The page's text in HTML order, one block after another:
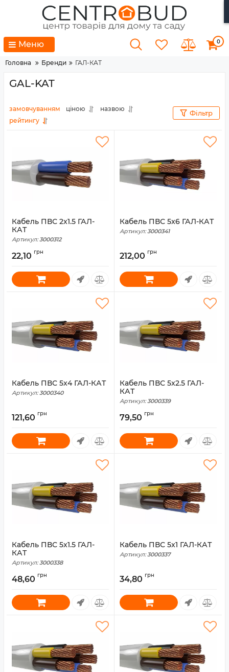
Меню 0
Головна Бренди ГАЛ-КАТ
GAL-KAT
замовчуванням ціною
назвою
рейтингу
Фільтр
Кабель ПВС 2x1.5 ГАЛ-
КАТ
Артикул: 3000312
22,10 грн
Кабель ПВС 5x6 ГАЛ-КАТ
Артикул: 3000341
212,00 грн
Кабель ПВС 5x4 ГАЛ-КАТ
Артикул: 3000340
121,60 грн
Кабель ПВС 5x2.5 ГАЛ-
КАТ
Артикул: 3000339
79,50 грн
Кабель ПВС 5x1.5 ГАЛ-
КАТ
Артикул: 3000338
48,60 грн
Кабель ПВС 5x1 ГАЛ-КАТ
Артикул: 3000337
34,80 грн